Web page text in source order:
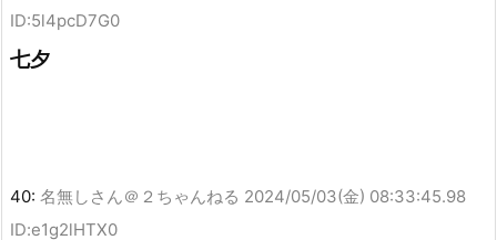
ID:5l4pcD7G0
七夕
40: 名無しさん＠２ちゃんねる 2024/05/03(金) 08:33:45.98
ID:e1g2lHTX0